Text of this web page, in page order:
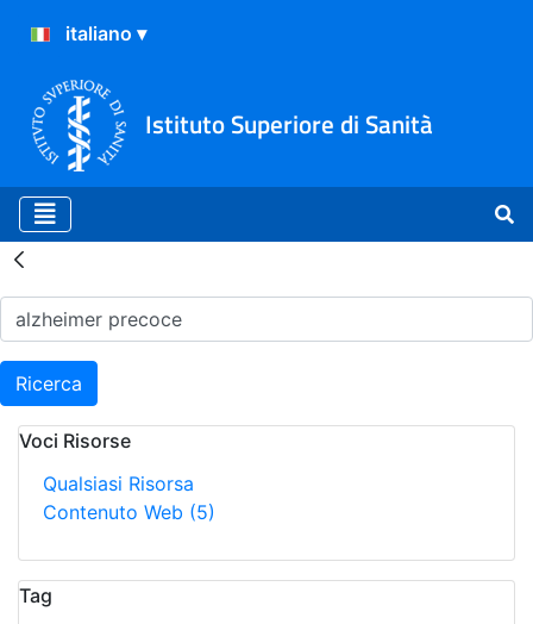
Istituto Superiore di Sanità
Risultati della Ricerca -
Ricerca
Voci Risorse
Qualsiasi Risorsa
Contenuto Web (5)
Tag